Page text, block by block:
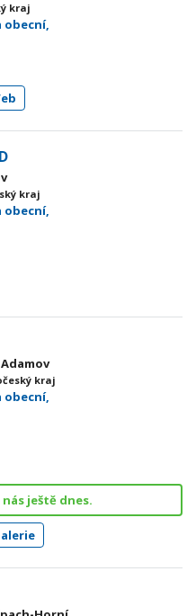
kraj
obecní,
kraj
obecní,
Adamov
kraj
obecní,
ještě dnes.